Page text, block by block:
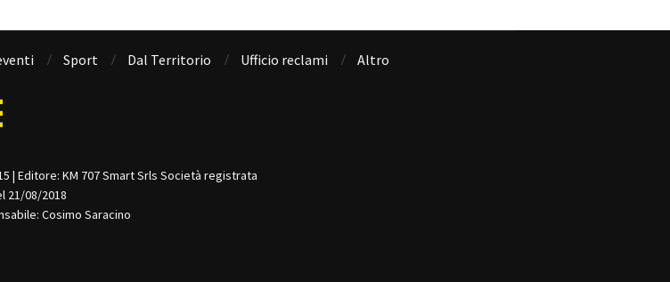
Sport Dal Territorio Ufficio reclami Altro
| Editore: KM 707 Smart Srls Società registrata
21/08/2018
Cosimo Saracino